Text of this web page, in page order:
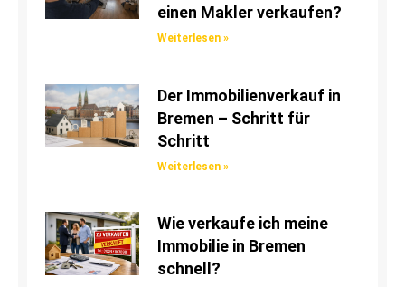
einen Makler verkaufen?
Weiterlesen »
Der Immobilienverkauf in
Bremen – Schritt für
Schritt
Weiterlesen »
Wie verkaufe ich meine
Immobilie in Bremen
schnell?